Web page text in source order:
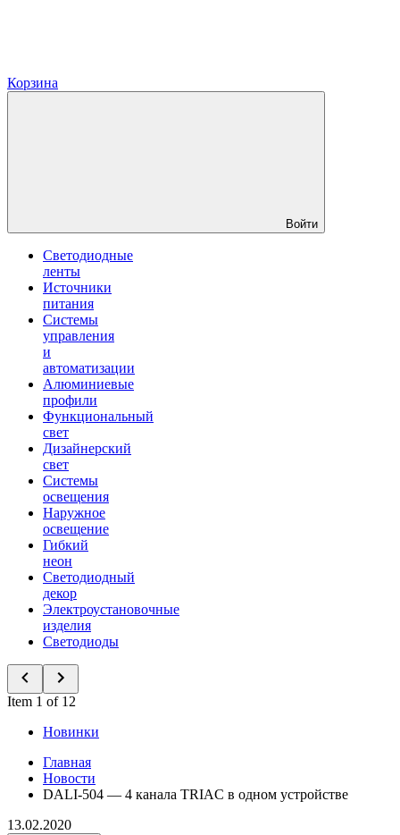
Корзина
Войти
Светодиодные
ленты
Источники
питания
Системы
управления
и
автоматизации
Алюминиевые
профили
Функциональный
свет
Дизайнерский
свет
Системы
освещения
Наружное
освещение
Гибкий
неон
Светодиодный
декор
Электроустановочные
изделия
Светодиоды
Item 1 of 12
Новинки
Главная
Новости
DALI-504 — 4 канала TRIAC в одном устройстве
13.02.2020